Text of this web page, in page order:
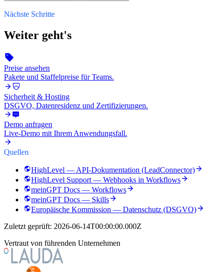
Nächste Schritte
Weiter geht's
Preise ansehen
Pakete und Staffelpreise für Teams.
Sicherheit & Hosting
DSGVO, Datenresidenz und Zertifizierungen.
Demo anfragen
Live-Demo mit Ihrem Anwendungsfall.
Quellen
HighLevel — API-Dokumentation (LeadConnector)
HighLevel Support — Webhooks in Workflows
meinGPT Docs — Workflows
meinGPT Docs — Skills
Europäische Kommission — Datenschutz (DSGVO)
Zuletzt geprüft: 2026-06-14T00:00:00.000Z
Vertraut von führenden Unternehmen